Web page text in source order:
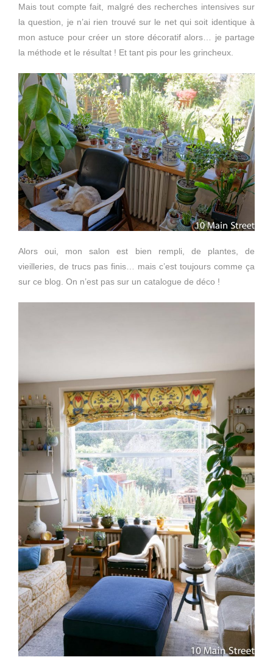
Mais tout compte fait, malgré des recherches intensives sur
la question, je n’ai rien trouvé sur le net qui soit identique à
mon astuce pour créer un store décoratif alors… je partage
la méthode et le résultat ! Et tant pis pour les grincheux.
Alors oui, mon salon est bien rempli, de plantes, de
vieilleries, de trucs pas finis… mais c’est toujours comme ça
sur ce blog. On n’est pas sur un catalogue de déco !